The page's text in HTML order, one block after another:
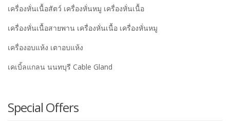
เครื่องหั่นเนื้อสัตว์ เครื่องหั่นหมู เครื่องหั่นเนื้อ
เครื่องหั่นเนื้อสายพาน เครื่องหั่นเนื้อ เครื่องหั่นหมู
เครื่องอบแห้ง เตาอบแห้ง
เคเบิ้ลแกลน นนทบุรี Cable Gland
Special Offers